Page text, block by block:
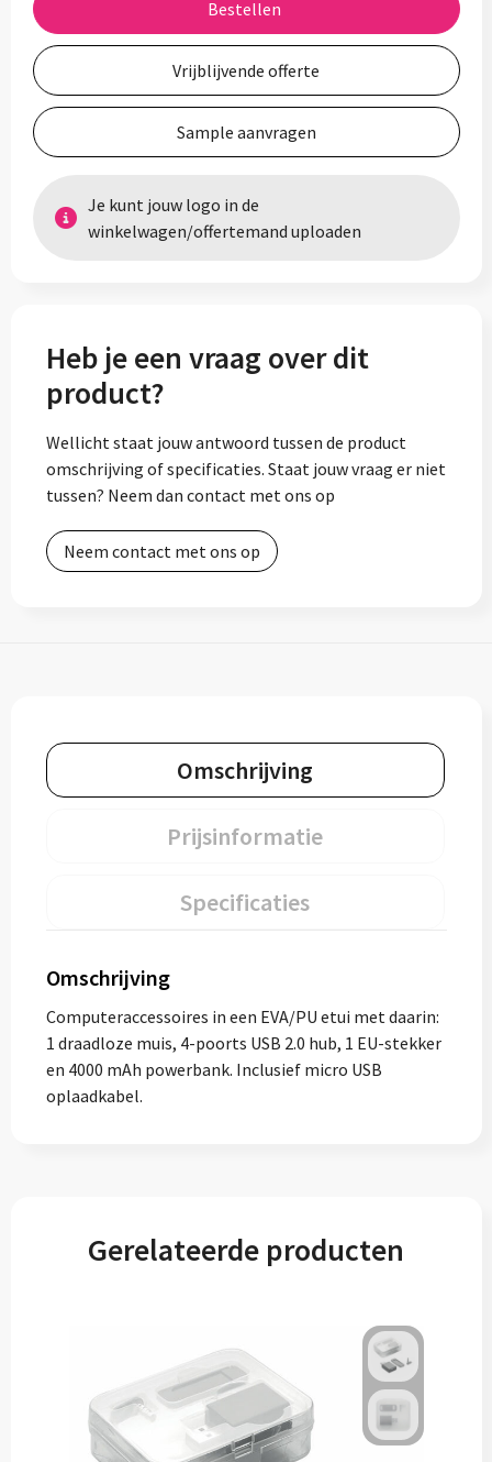
Bestellen
Vrijblijvende offerte
Sample aanvragen
Je kunt jouw logo in de
winkelwagen/offertemand uploaden
Heb je een vraag over dit
product?
Wellicht staat jouw antwoord tussen de product
omschrijving of specificaties. Staat jouw vraag er niet
tussen? Neem dan contact met ons op
Neem contact met ons op
Omschrijving
Prijsinformatie
Specificaties
Omschrijving
Computeraccessoires in een EVA/PU etui met daarin:
1 draadloze muis, 4-poorts USB 2.0 hub, 1 EU-stekker
en 4000 mAh powerbank. Inclusief micro USB
oplaadkabel.
Gerelateerde producten